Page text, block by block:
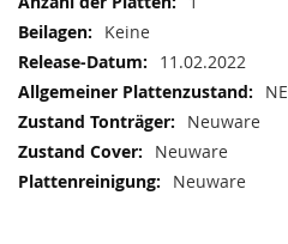
Keine
11.02.2022
Neuware
Neuware
Neuware